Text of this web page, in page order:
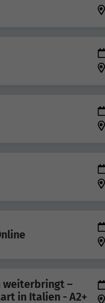
weiterbringt –
in Italien - A2+